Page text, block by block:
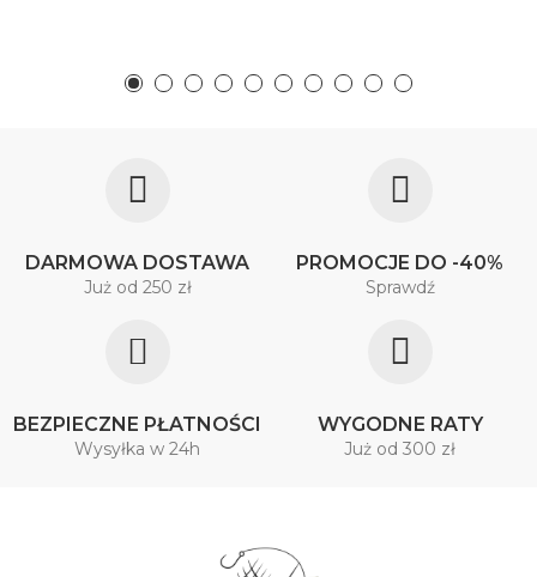
DARMOWA DOSTAWA
Już od 250 zł
PROMOCJE DO -40%
Sprawdź
BEZPIECZNE PŁATNOŚCI
Wysyłka w 24h
WYGODNE RATY
Już od 300 zł